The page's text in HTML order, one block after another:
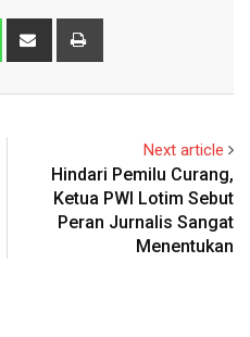
WhatsappShare
Next article
Hindari Pemilu Curang,
Ketua PWI Lotim Sebut
Peran Jurnalis Sangat
Menentukan